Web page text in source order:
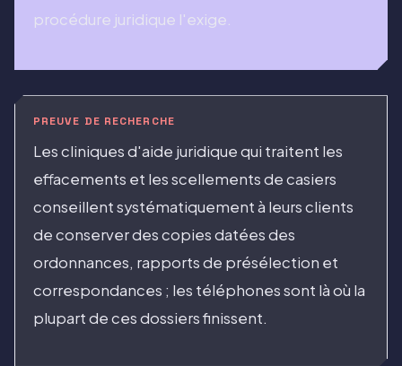
procédure juridique l'exige.
PREUVE DE RECHERCHE
Les cliniques d'aide juridique qui traitent les
effacements et les scellements de casiers
conseillent systématiquement à leurs clients
de conserver des copies datées des
ordonnances, rapports de présélection et
correspondances ; les téléphones sont là où la
plupart de ces dossiers finissent.